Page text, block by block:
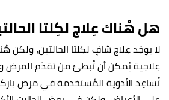
هل هُناك عِلاج لكِلتا
لا يوجَد عِلاج شافٍ لكِلتا الحالتين، ولكن
عِلاجية يُمكن أن تُبطئ من تقدّم المرض
تُساعِد الأدوية المُستخدمة في مرض